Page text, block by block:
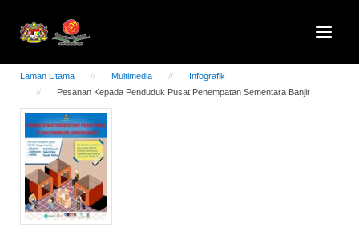
Laman Utama Multimedia
Infografik
Pesanan Kepada Penduduk Pusat Penempatan Sementara Banjir